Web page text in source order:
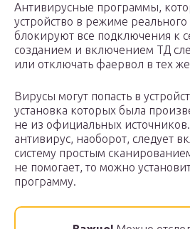
Антивирусные программы,
устройство в режиме
блокируют все подключения к
созданием и включением ТД
или отключать фаервол в тех
Вирусы могут попасть в
установка которых была
не из официальных
антивирус, наоборот, следует
систему простым
не помогает, то можно
программу.